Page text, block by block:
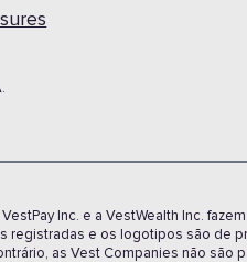
Inc. e a VestWealth Inc.
registradas e os logotipos são de
as Vest Companies não são